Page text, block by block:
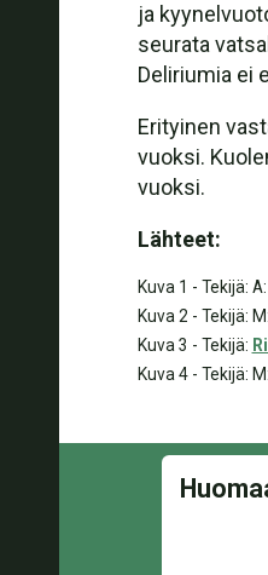
ja
seurata
Deliriumia ei
Erityinen
vuoksi.
vuoksi.
Lähteet:
Kuva 1 - Tekijä: A:
Kuva 2 - Tekijä: M:
Kuva 3 - Tekijä:
Kuva 4 - Tekijä: M: